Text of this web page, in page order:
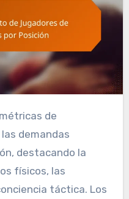
demandas
destacando la
físicos, las
táctica. Los